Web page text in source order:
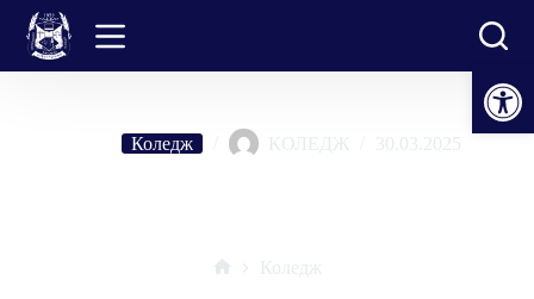
Відкрити Панель інструментів
Перейти
вмісту
Коледж КОЛЕДЖ 30.03.2025
Коледж